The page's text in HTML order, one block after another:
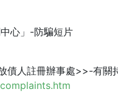
心」-防騙短片
人註冊辦事處>>-有關